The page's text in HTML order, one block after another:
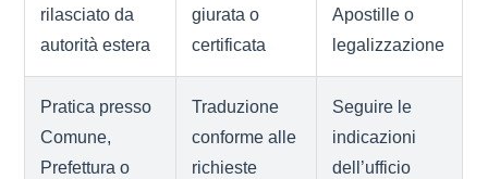
rilasciato da
autorità estera
giurata o
certificata
Apostille o
legalizzazione
Pratica presso
Comune,
Prefettura o
Traduzione
conforme alle
richieste
Seguire le
indicazioni
dell’ufficio